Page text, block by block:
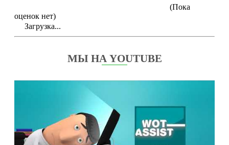
(Пока
оценок нет)
Загрузка...
МЫ НА YOUTUBE